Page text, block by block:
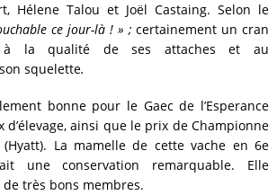
Hélene Talou et Joël Castaing. Selon le
ce jour-là ! » ;certainement un cran
à la qualité de ses attaches et au
squelette.
bonne pour le Gaec de l’Esperance
ainsi que le prix de Championne
(Hyatt). La mamelle de cette vache en 6e
une conservation remarquable. Elle
très bons membres.